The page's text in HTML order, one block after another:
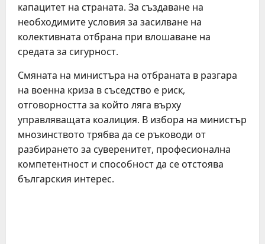
капацитет на страната. За създаване на
необходимите условия за засилване на
колективната отбрана при влошаване на
средата за сигурност.
Смяната на министъра на отбраната в разгара
на военна криза в съседство е риск,
отговорността за който ляга върху
управляващата коалиция. В избора на министър
мнозинството трябва да се ръководи от
разбирането за суверенитет, професионална
компетентност и способност да се отстоява
българския интерес.